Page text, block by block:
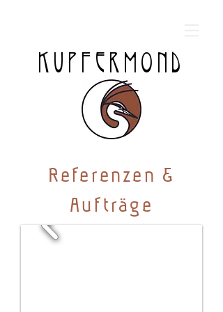
KUPFERMOND
Referenzen &
Aufträge